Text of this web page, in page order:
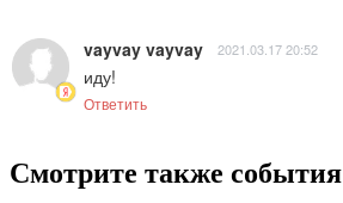
vayvay vayvay 2021.03.17 20:52
иду!
Ответить
Смотрите также события